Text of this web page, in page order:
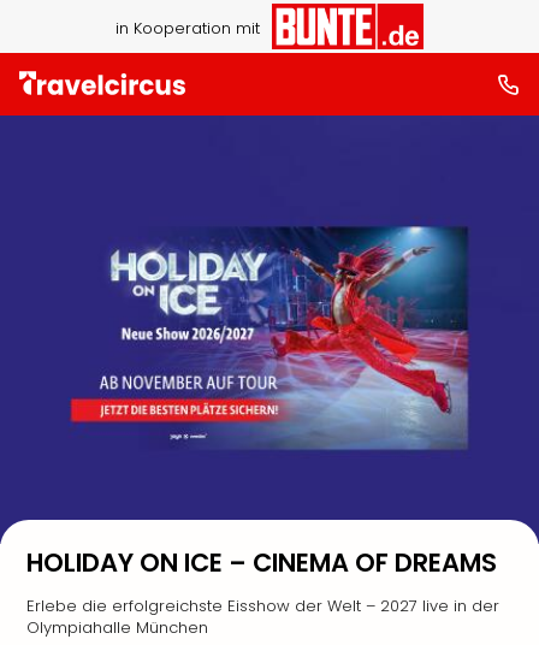
in Kooperation mit
HOLIDAY ON ICE – CINEMA OF DREAMS
Erlebe die erfolgreichste Eisshow der Welt – 2027 live in der
Olympiahalle München